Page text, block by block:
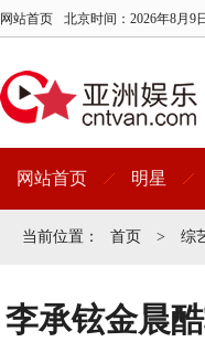
网站首页 北京时间： 2026年8月9
网站首页 明星
当前位置： 首页 > 综
李承铉金晨